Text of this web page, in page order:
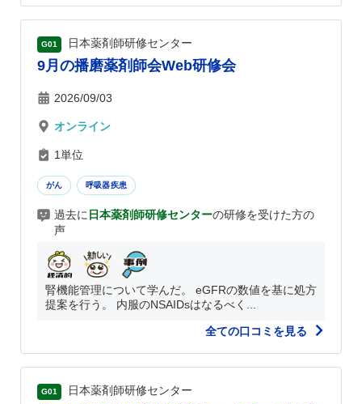
G01 日本薬剤師研修センター
9月の播磨薬剤師会Web研修会
2026/09/03
オンライン
1単位
がん 呼吸器疾患
過去に 日本薬剤師研修センターの研修を受けた方の
声
腎機能管理について学んだ。 eGFRの数値を基に処方
提案を行う。 内服のNSAIDsはなるべく...
全ての口コミを見る
G01 日本薬剤師研修センター